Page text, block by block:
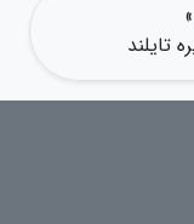
»
تایلند